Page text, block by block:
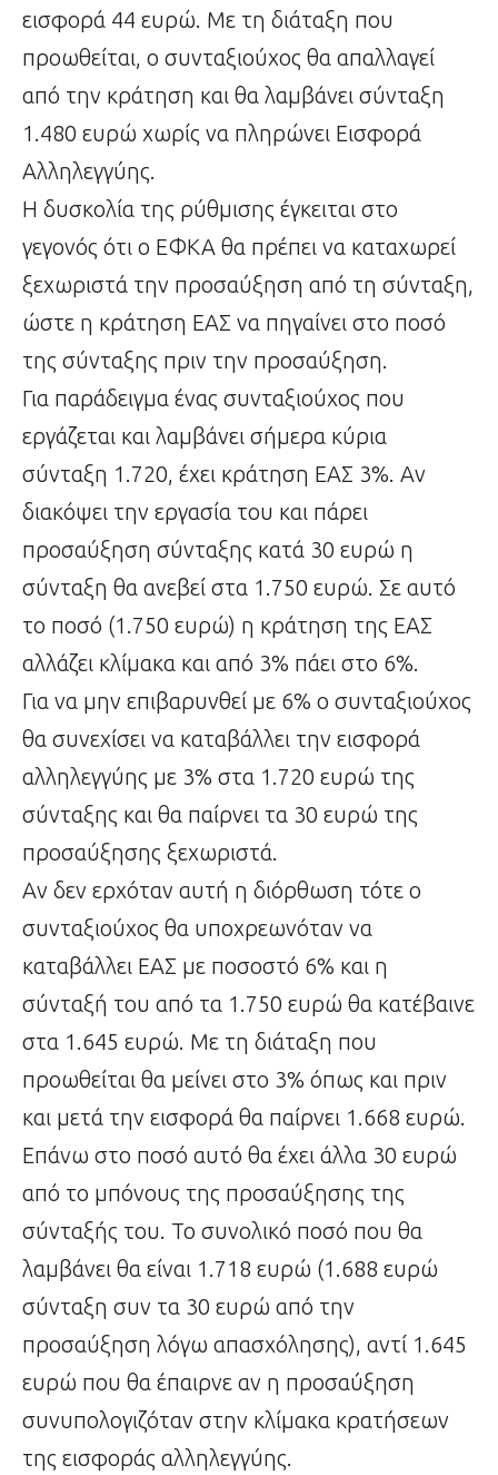
εισφορά 44 ευρώ. Με τη διάταξη που
προωθείται, ο συνταξιούχος θα απαλλαγεί
από την κράτηση και θα λαμβάνει σύνταξη
1.480 ευρώ χωρίς να πληρώνει Εισφορά
Αλληλεγγύης.
Η δυσκολία της ρύθμισης έγκειται στο
γεγονός ότι ο ΕΦΚΑ θα πρέπει να καταχωρεί
ξεχωριστά την προσαύξηση από τη σύνταξη,
ώστε η κράτηση ΕΑΣ να πηγαίνει στο ποσό
της σύνταξης πριν την προσαύξηση.
Για παράδειγμα ένας συνταξιούχος που
εργάζεται και λαμβάνει σήμερα κύρια
σύνταξη 1.720, έχει κράτηση ΕΑΣ 3%. Αν
διακόψει την εργασία του και πάρει
προσαύξηση σύνταξης κατά 30 ευρώ η
σύνταξη θα ανεβεί στα 1.750 ευρώ. Σε αυτό
το ποσό (1.750 ευρώ) η κράτηση της ΕΑΣ
αλλάζει κλίμακα και από 3% πάει στο 6%.
Για να μην επιβαρυνθεί με 6% ο συνταξιούχος
θα συνεχίσει να καταβάλλει την εισφορά
αλληλεγγύης με 3% στα 1.720 ευρώ της
σύνταξης και θα παίρνει τα 30 ευρώ της
προσαύξησης ξεχωριστά.
Αν δεν ερχόταν αυτή η διόρθωση τότε ο
συνταξιούχος θα υποχρεωνόταν να
καταβάλλει ΕΑΣ με ποσοστό 6% και η
σύνταξή του από τα 1.750 ευρώ θα κατέβαινε
στα 1.645 ευρώ. Με τη διάταξη που
προωθείται θα μείνει στο 3% όπως και πριν
και μετά την εισφορά θα παίρνει 1.668 ευρώ.
Επάνω στο ποσό αυτό θα έχει άλλα 30 ευρώ
από το μπόνους της προσαύξησης της
σύνταξής του. Το συνολικό ποσό που θα
λαμβάνει θα είναι 1.718 ευρώ (1.688 ευρώ
σύνταξη συν τα 30 ευρώ από την
προσαύξηση λόγω απασχόλησης), αντί 1.645
ευρώ που θα έπαιρνε αν η προσαύξηση
συνυπολογιζόταν στην κλίμακα κρατήσεων
της εισφοράς αλληλεγγύης.